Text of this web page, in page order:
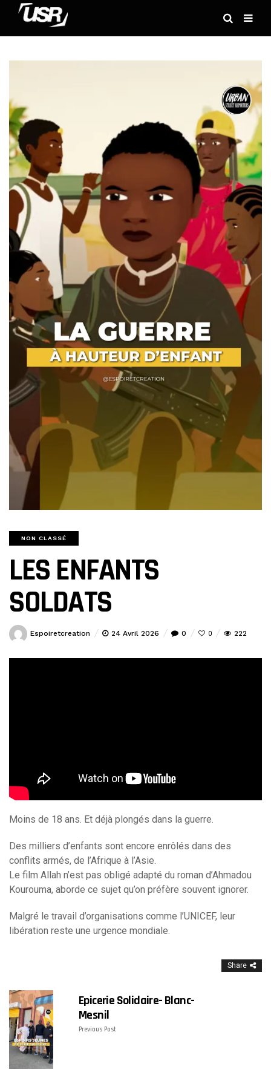
NON CLASSÉ
LES ENFANTS
SOLDATS
Espoiretcreation 24 Avril 2026 0 0 222
Moins de 18 ans. Et déjà plongés dans la guerre.
Des milliers d’enfants sont encore enrôlés dans des
conflits armés, de l’Afrique à l’Asie.
Le film Allah n’est pas obligé adapté du roman d’Ahmadou
Kourouma, aborde ce sujet qu’on préfère souvent ignorer.
Malgré le travail d’organisations comme l’UNICEF, leur
libération reste une urgence mondiale.
Share
Epicerie Solidaire- Blanc-
Mesnil
Previous Post